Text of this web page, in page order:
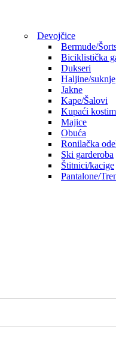
Devojčice
Bermude/
Biciklistička
Dukseri
Haljine/suknje
Jakne
Kape/Šalovi
Kupaći
Majice
Obuća
Ronilačka
Ski garderoba
Štitnici/kacige
Pantalone/